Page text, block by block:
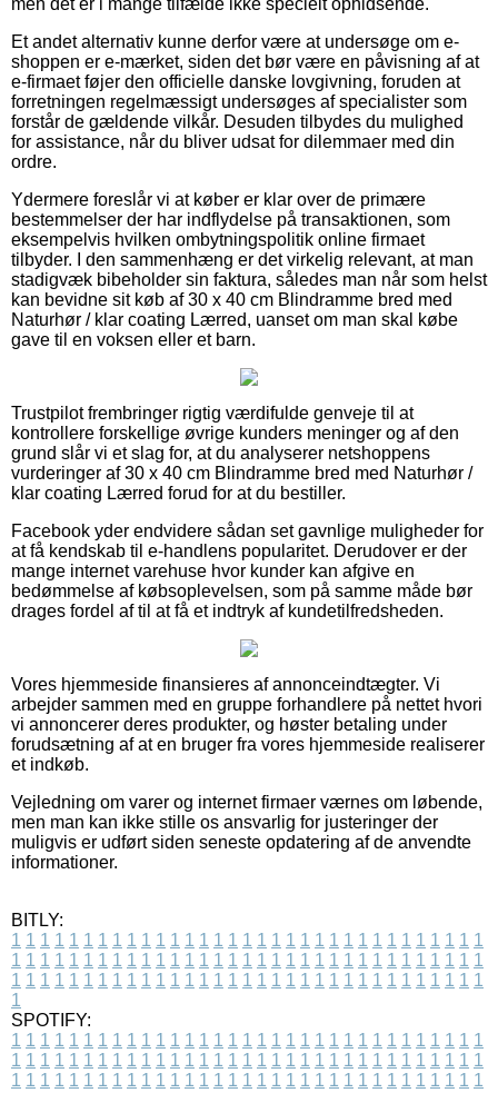
Et andet alternativ kunne derfor være at undersøge om e-
shoppen er e-mærket, siden det bør være en påvisning af at
e-firmaet føjer den officielle danske lovgivning, foruden at
forretningen regelmæssigt undersøges af specialister som
forstår de gældende vilkår. Desuden tilbydes du mulighed
for assistance, når du bliver udsat for dilemmaer med din
ordre.
Ydermere foreslår vi at køber er klar over de primære
bestemmelser der har indflydelse på transaktionen, som
eksempelvis hvilken ombytningspolitik online firmaet
tilbyder. I den sammenhæng er det virkelig relevant, at man
stadigvæk bibeholder sin faktura, således man når som helst
kan bevidne sit køb af 30 x 40 cm Blindramme bred med
Naturhør / klar coating Lærred, uanset om man skal købe
gave til en voksen eller et barn.
Trustpilot frembringer rigtig værdifulde genveje til at
kontrollere forskellige øvrige kunders meninger og af den
grund slår vi et slag for, at du analyserer netshoppens
vurderinger af 30 x 40 cm Blindramme bred med Naturhør /
klar coating Lærred forud for at du bestiller.
Facebook yder endvidere sådan set gavnlige muligheder for
at få kendskab til e-handlens popularitet. Derudover er der
mange internet varehuse hvor kunder kan afgive en
bedømmelse af købsoplevelsen, som på samme måde bør
drages fordel af til at få et indtryk af kundetilfredsheden.
Vores hjemmeside finansieres af annonceindtægter. Vi
arbejder sammen med en gruppe forhandlere på nettet hvori
vi annoncerer deres produkter, og høster betaling under
forudsætning af at en bruger fra vores hjemmeside realiserer
et indkøb.
Vejledning om varer og internet firmaer værnes om løbende,
men man kan ikke stille os ansvarlig for justeringer der
muligvis er udført siden seneste opdatering af de anvendte
informationer.
BITLY:
1 1 1 1 1 1 1 1 1 1 1 1 1 1 1 1 1 1 1 1 1 1 1 1 1 1 1 1 1 1 1 1 1
1 1 1 1 1 1 1 1 1 1 1 1 1 1 1 1 1 1 1 1 1 1 1 1 1 1 1 1 1 1 1 1 1
1 1 1 1 1 1 1 1 1 1 1 1 1 1 1 1 1 1 1 1 1 1 1 1 1 1 1 1 1 1 1 1 1
1
SPOTIFY:
1 1 1 1 1 1 1 1 1 1 1 1 1 1 1 1 1 1 1 1 1 1 1 1 1 1 1 1 1 1 1 1 1
1 1 1 1 1 1 1 1 1 1 1 1 1 1 1 1 1 1 1 1 1 1 1 1 1 1 1 1 1 1 1 1 1
1 1 1 1 1 1 1 1 1 1 1 1 1 1 1 1 1 1 1 1 1 1 1 1 1 1 1 1 1 1 1 1 1